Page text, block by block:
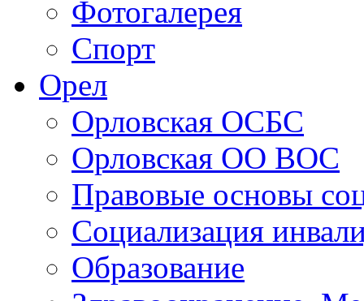
Фотогалерея
Спорт
Орел
Орловская ОСБС
Орловская ОО ВОС
Правовые основы
Социализация
Образование